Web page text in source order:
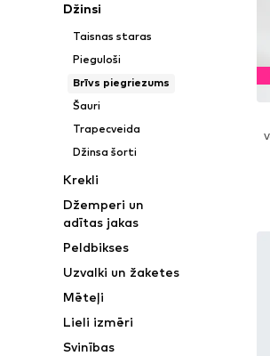
Džinsi
Taisnas staras
Pieguloši
Brīvs piegriezums
Šauri
Trapecveida
Džinsa šorti
Krekli
Džemperi un
adītas jakas
Peldbikses
Uzvalki un žaketes
Mēteļi
Lieli izmēri
Svinības